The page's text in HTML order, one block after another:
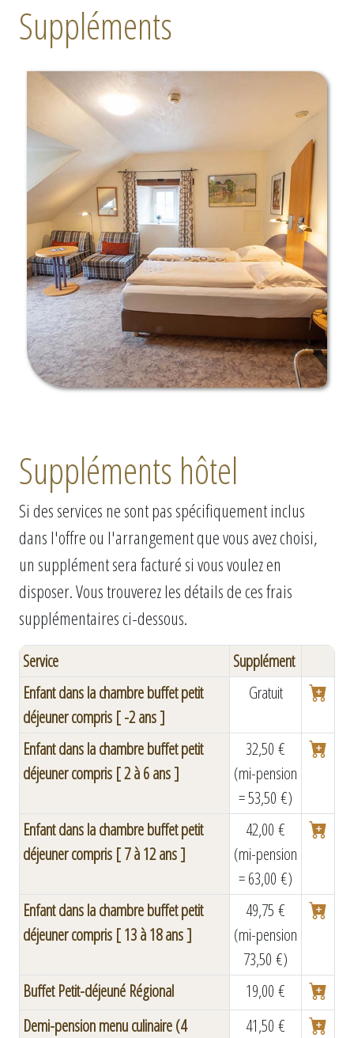
Suppléments
Suppléments hôtel
Si des services ne sont pas spécifiquement inclus
dans l'offre ou l'arrangement que vous avez choisi,
un supplément sera facturé si vous voulez en
disposer. Vous trouverez les détails de ces frais
supplémentaires ci-dessous.
Service
Supplément
Enfant dans la chambre buffet petit
déjeuner compris [ -2 ans ]
Gratuit
Enfant dans la chambre buffet petit
déjeuner compris [ 2 à 6 ans ]
32,50 €
(mi-pension
= 53,50 €)
Enfant dans la chambre buffet petit
déjeuner compris [ 7 à 12 ans ]
42,00 €
(mi-pension
= 63,00 €)
Enfant dans la chambre buffet petit
déjeuner compris [ 13 à 18 ans ]
49,75 €
(mi-pension
73,50 €)
Buffet Petit-déjeuné Régional
19,00 €
Demi-pension menu culinaire (4
41,50 €